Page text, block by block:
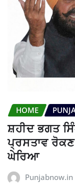
HOME
ਸ਼ਹੀਦ ਭਗਤ
ਪ੍ਰਸਤਾਵ ਰੋਕਣ
ਘੇਰਿਆ
Punjabnow.in